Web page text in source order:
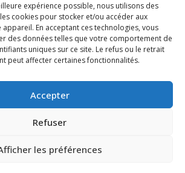
expérience possible, nous utilisons des
cookies pour stocker et/ou accéder aux
En acceptant ces technologies, vous
des données telles que votre comportement de
uniques sur ce site. Le refus ou le retrait
peut affecter certaines fonctionnalités.
Accepter
Refuser
les préférences
Durable
et utility management
innovantes
locales
rejoindre ?
de CIS
réglementées
Suivez-nous
– Tous droits réservés –